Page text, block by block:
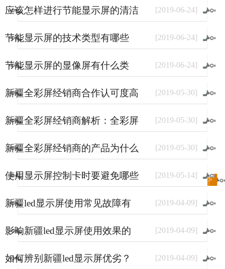
应该怎样进行节能显示屏的清洁
和保养
[2019-06-24]
节能显示屏的技术类型有哪些 [2019-06-24]
节能显示屏的显像屏有什么类
型？
[2019-06-24]
新疆全彩屏经销商合作认可度高
的原因
[2019-05-30]
新疆全彩屏经销商解析：全彩屏
使用量大幅上涨的原因
[2019-05-30]
新疆全彩屏经销商的产品为什么
销量好？
[2019-05-30]
使用显示屏控制卡时要避免哪些
事情？
[2019-05-14]
新疆led显示屏使用常见故障有
哪些？
[2019-04-09]
影响新疆led显示屏使用效果的
因素有哪些？
[2019-04-09]
如何辨别新疆led显示屏优劣？ [2019-04-09]
进入新闻 频道>>